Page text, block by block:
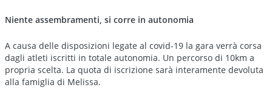
Niente assembramenti, si corre in autonomia
A causa delle disposizioni legate al covid-19 la gara verrà corsa
dagli atleti iscritti in totale autonomia. Un percorso di 10km a
propria scelta. La quota di iscrizione sarà interamente devoluta
alla famiglia di Melissa.